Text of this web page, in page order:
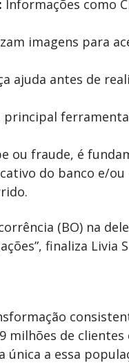
Informações como
imagens para
ajuda antes de
principal
ou fraude, é
do banco e/
(BO) na
finaliza Livia
milhões de
a essa